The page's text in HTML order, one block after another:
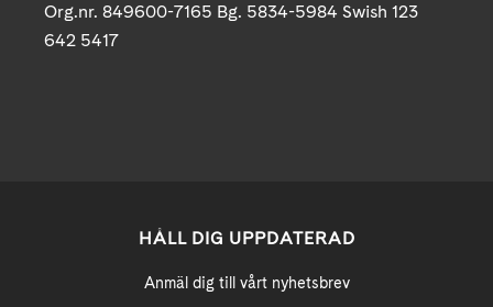
Org.nr. 849600-7165 Bg. 5834-5984 Swish 123
642 5417
HÅLL DIG UPPDATERAD
Anmäl dig till vårt nyhetsbrev